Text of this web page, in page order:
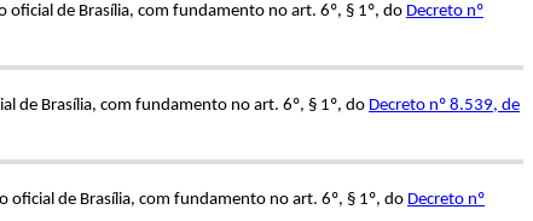
de Brasília, com fundamento no art. 6º, § 1º, do Decreto nº
de Brasília, com fundamento no art. 6º, § 1º, do Decreto nº 8.539, de
de Brasília, com fundamento no art. 6º, § 1º, do Decreto nº